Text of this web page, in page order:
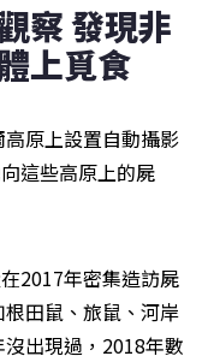
察 發現非
上覓食
原上設置自動攝影
這些高原上的屍
2017年密集造訪屍
田鼠、旅鼠、河岸
出現過，2018年數